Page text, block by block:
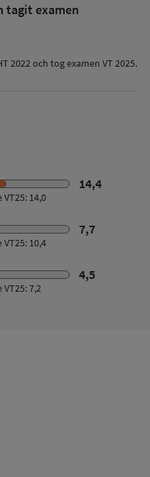
tagit examen
2022 och tog examen VT 2025.
14,4
14,0
7,7
10,4
4,5
7,2